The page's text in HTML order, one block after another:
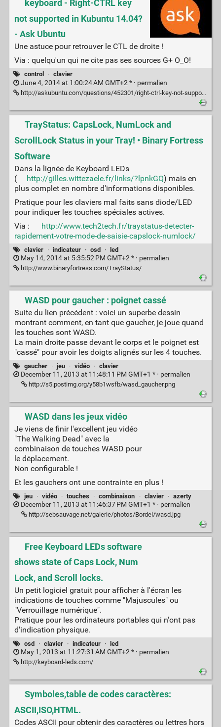
keyboard - Right-CTRL key
not supported in Kubuntu 14.04?
- Ask Ubuntu
Une astuce pour retrouver le CTL de droite !
Via : quelqu'un qui ne cite pas ses sources G+ O_O!
control · clavier
June 4, 2014 at 1:00:24 AM GMT+2 * · permalien
http://askubuntu.com/questions/452301/right-ctrl-key-not-supported-in-kubuntu-14-04
TrayStatus: CapsLock, NumLock and
ScrollLock Status in your Tray! • Binary Fortress
Software
Dans la lignée de Keyboard LEDs
(
http://gilles.wittezaele.fr/links/?lpnkGQ) mais en
plus complet en nombre d'informations disponibles.
Pratique pour les claviers mal faits sans diode/LED
pour indiquer les touches spéciales actives.
Via :
http://www.tech2tech.fr/traystatus-detecter-
rapidement-votre-mode-de-saisie-capslock-numlock/
clavier · indicateur · osd · led
May 14, 2014 at 5:35:52 PM GMT+2 * · permalien
http://www.binaryfortress.com/TrayStatus/
WASD pour gaucher : poignet cassé
Suite du lien précédent : voici un superbe dessin
montrant comment, en tant que gaucher, je joue quand
les touches sont WASD.
La main droite passe devant le corps et le poignet est
"cassé" pour avoir les doigts alignés sur les 4 touches.
gaucher · jeu · vidéo · clavier
December 11, 2013 at 11:48:11 PM GMT+1 * · permalien
http://s5.postimg.org/y58b1wsfb/wasd_gaucher.png
WASD dans les jeux vidéo
Je viens de finir l'excellent jeu vidéo
"The Walking Dead" avec la
combinaison de touches WASD pour
le déplacement.
Non configurable !
Et les gauchers ont une contrainte en plus !
jeu · vidéo · touches · combinaison · clavier · azerty
December 11, 2013 at 11:46:37 PM GMT+1 * · permalien
http://sebsauvage.net/galerie/photos/Bordel/wasd.jpg
Free Keyboard LEDs software
shows state of Caps Lock, Num
Lock, and Scroll locks.
Un petit logiciel gratuit pour afficher à l'écran les
indications de touches comme "Majuscules" ou
"Verrouillage numérique".
Pratique pour les ordinateurs portables qui n'ont pas
d'indication physique.
osd · clavier · indicateur · led
May 1, 2013 at 11:27:31 AM GMT+2 * · permalien
http://keyboard-leds.com/
Symboles,table de codes caractères:
ASCII,ISO,HTML.
Codes ASCII pour obtenir des caractères ou lettres hors